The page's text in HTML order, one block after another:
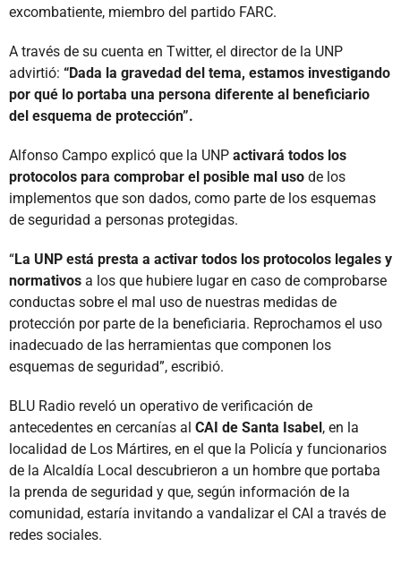
excombatiente, miembro del partido FARC.
A través de su cuenta en Twitter, el director de la UNP
advirtió: “Dada la gravedad del tema, estamos investigando
por qué lo portaba una persona diferente al beneficiario
del esquema de protección”.
Alfonso Campo explicó que la UNP activará todos los
protocolos para comprobar el posible mal uso de los
implementos que son dados, como parte de los esquemas
de seguridad a personas protegidas.
“La UNP está presta a activar todos los protocolos legales y
normativos a los que hubiere lugar en caso de comprobarse
conductas sobre el mal uso de nuestras medidas de
protección por parte de la beneficiaria. Reprochamos el uso
inadecuado de las herramientas que componen los
esquemas de seguridad”, escribió.
BLU Radio reveló un operativo de verificación de
antecedentes en cercanías al CAI de Santa Isabel, en la
localidad de Los Mártires, en el que la Policía y funcionarios
de la Alcaldía Local descubrieron a un hombre que portaba
la prenda de seguridad y que, según información de la
comunidad, estaría invitando a vandalizar el CAI a través de
redes sociales.